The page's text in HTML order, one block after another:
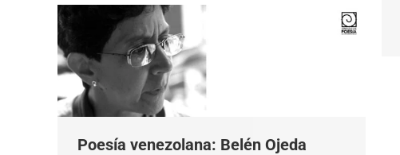
Poesía venezolana: Belén Ojeda